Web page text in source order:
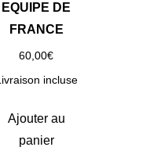
EQUIPE DE
FRANCE
60,00€
Livraison incluse
Ajouter au
panier